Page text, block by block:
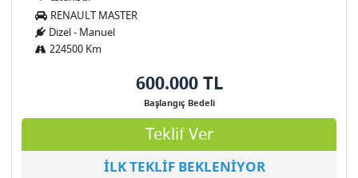
RENAULT MASTER
Dizel - Manuel
224500 Km
600.000 TL
Başlangıç Bedeli
Teklif Ver
İLK TEKLİF BEKLENİYOR